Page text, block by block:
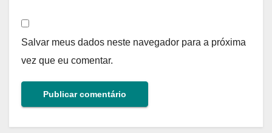
Salvar meus dados neste navegador para a próxima
vez que eu comentar.